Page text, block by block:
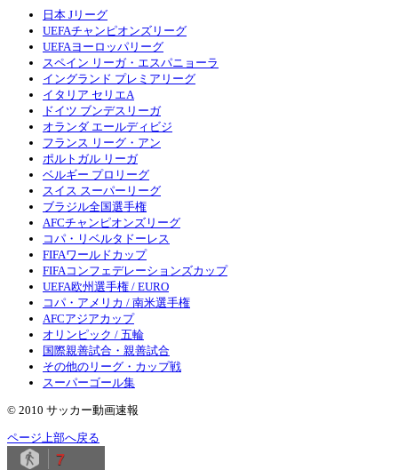
日本 Jリーグ
UEFAチャンピオンズリーグ
UEFAヨーロッパリーグ
スペイン リーガ・エスパニョーラ
イングランド プレミアリーグ
イタリア セリエA
ドイツ ブンデスリーガ
オランダ エールディビジ
フランス リーグ・アン
ポルトガル リーガ
ベルギー プロリーグ
スイス スーパーリーグ
ブラジル全国選手権
AFCチャンピオンズリーグ
コパ・リベルタドーレス
FIFAワールドカップ
FIFAコンフェデレーションズカップ
UEFA欧州選手権 / EURO
コパ・アメリカ / 南米選手権
AFCアジアカップ
オリンピック / 五輪
国際親善試合・親善試合
その他のリーグ・カップ戦
スーパーゴール集
© 2010 サッカー動画速報
ページ上部へ戻る
7